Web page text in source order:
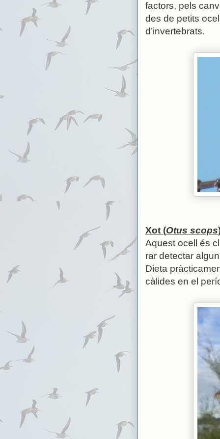
factors, pels
des de petits
d’invertebrats.
Xot (Otus scops
Aquest ocell és
rar detectar
Dieta
càlides en el